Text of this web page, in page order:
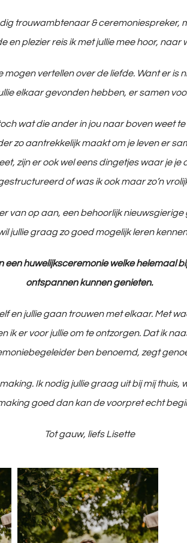
trouwambtenaar & ceremoniespreker,
en plezier reis ik met jullie mee hoor,
vertellen over de liefde. Want er is
elkaar gevonden hebben, er samen
wat die ander in jou naar boven weet
zo aantrekkelijk maakt om je leven er
zijn er ook wel eens dingetjes waar je
of was ik ook maar zo’n
van op aan, een behoorlijk
jullie graag zo goed mogelijk leren
huwelijksceremonie welke helemaal
ontspannen kunnen genieten.
en jullie gaan trouwen met elkaar. Met
ik er voor jullie om te ontzorgen. Dat ik
ben benoemd, zegt
Ik nodig jullie graag uit bij mij
goed dan kan de voorpret echt
Tot gauw, liefs Lisette